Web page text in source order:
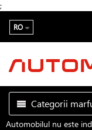
;
RO
Categorii
Automobilul nu este